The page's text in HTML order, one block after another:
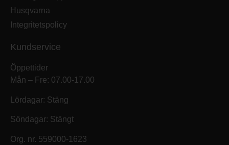
Husqvarna
Integritetspolicy
Kundservice
Öppettider
Mån – Fre: 07.00-17.00
Lördagar: Stäng
Söndagar: Stängt
Org. nr. 559000-1623